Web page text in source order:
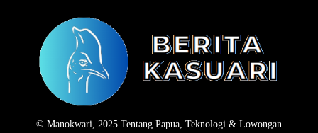
© Manokwari, 2025 Tentang Papua, Teknologi & Lowongan